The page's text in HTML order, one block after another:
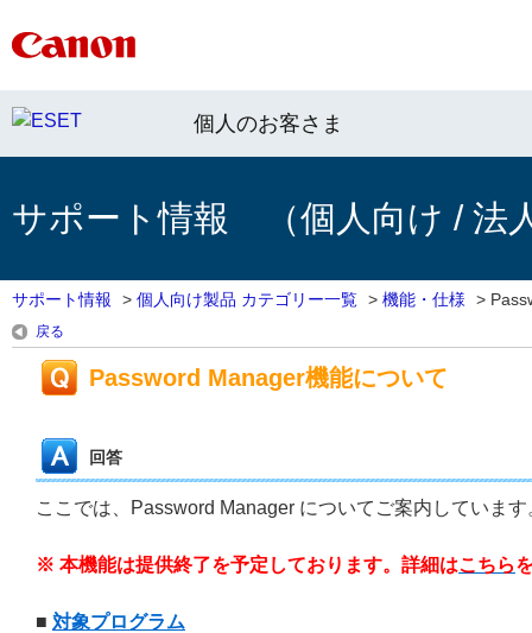
個人のお客さま
サポート情報 （個人向け / 法
サポート情報 > 個人向け製品 カテゴリー一覧 > 機能・仕様 >
戻る
Password Manager機能について
回答
ここでは、Password Manager についてご案内しています
※ 本機能は提供終了を予定しております。詳細はこちら
■ 対象プログラム